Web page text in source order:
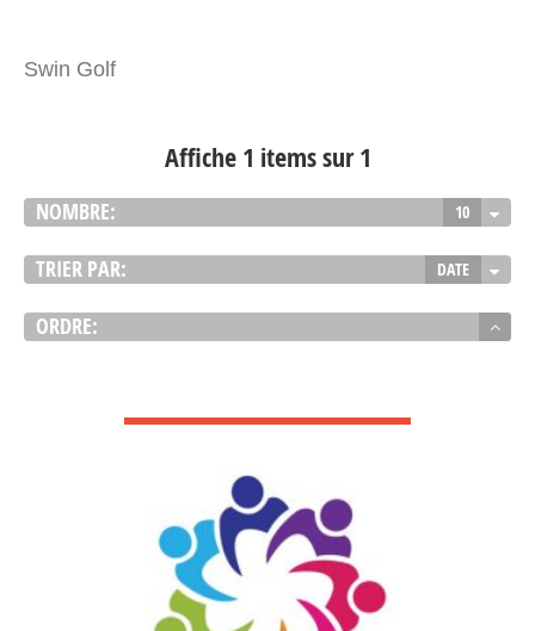
Swin Golf
Affiche 1 items sur 1
NOMBRE: 10
TRIER PAR: DATE
ORDRE: